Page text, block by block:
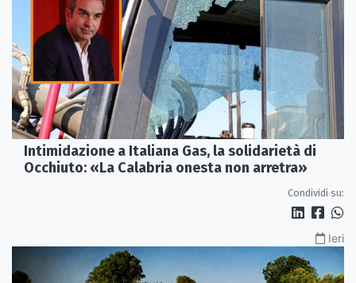
Intimidazione a Italiana Gas, la solidarietà di
Occhiuto: «La Calabria onesta non arretra»
Condividi su:
Ieri